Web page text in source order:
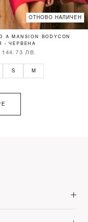
ОТНОВО НАЛИЧЕН
A MANSION BODYCON
- ЧЕРВЕНА
ЛВ.
S M